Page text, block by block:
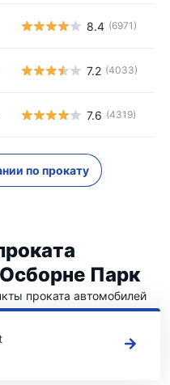
8.4 (6971)
7.2 (4033)
7.6 (4319)
по прокату
Парк
проката автомобилей